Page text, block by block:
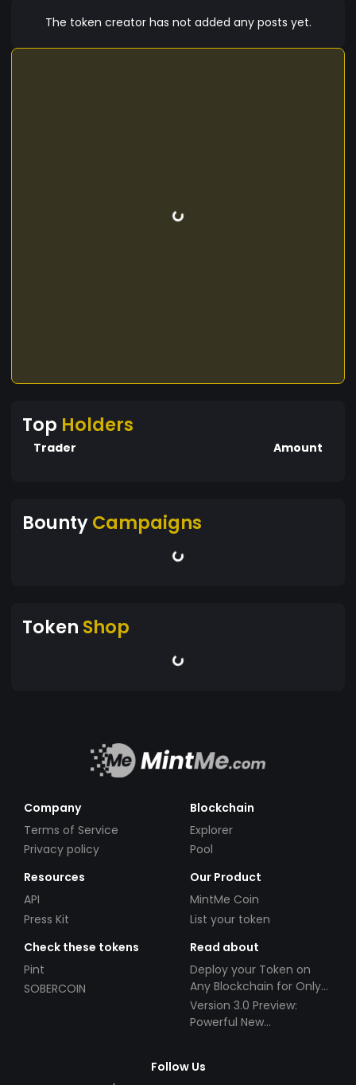
عن الاستغلال. ? وحدة الأمة – عملة إسلامية مستقلة، خالية
The token creator has not added any posts yet.
Top Holders
Trader Amount
BountyCampaigns
Token Shop
Company
Terms of Service
Privacy policy
Blockchain
Explorer
Pool
Resources
API
Press Kit
Our Product
MintMe Coin
List your token
Check these tokens
Pint
SOBERCOIN
Read about
Deploy your Token on
Any Blockchain for Only
$49!
Version 3.0 Preview:
Powerful New
Follow Us